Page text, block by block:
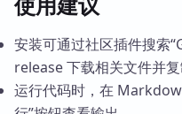
安装可通过社区插件搜索
release 下载相关文件并复
运行代码时，在